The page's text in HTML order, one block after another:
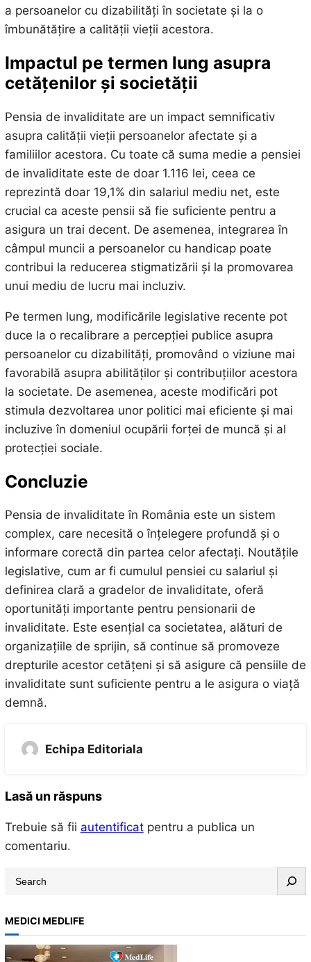
a persoanelor cu dizabilități în societate și la o
îmbunătățire a calității vieții acestora.
Impactul pe termen lung asupra
cetățenilor și societății
Pensia de invaliditate are un impact semnificativ
asupra calității vieții persoanelor afectate și a
familiilor acestora. Cu toate că suma medie a pensiei
de invaliditate este de doar 1.116 lei, ceea ce
reprezintă doar 19,1% din salariul mediu net, este
crucial ca aceste pensii să fie suficiente pentru a
asigura un trai decent. De asemenea, integrarea în
câmpul muncii a persoanelor cu handicap poate
contribui la reducerea stigmatizării și la promovarea
unui mediu de lucru mai incluziv.
Pe termen lung, modificările legislative recente pot
duce la o recalibrare a percepției publice asupra
persoanelor cu dizabilități, promovând o viziune mai
favorabilă asupra abilităților și contribuțiilor acestora
la societate. De asemenea, aceste modificări pot
stimula dezvoltarea unor politici mai eficiente și mai
incluzive în domeniul ocupării forței de muncă și al
protecției sociale.
Concluzie
Pensia de invaliditate în România este un sistem
complex, care necesită o înțelegere profundă și o
informare corectă din partea celor afectați. Noutățile
legislative, cum ar fi cumulul pensiei cu salariul și
definirea clară a gradelor de invaliditate, oferă
oportunități importante pentru pensionarii de
invaliditate. Este esențial ca societatea, alături de
organizațiile de sprijin, să continue să promoveze
drepturile acestor cetățeni și să asigure că pensiile de
invaliditate sunt suficiente pentru a le asigura o viață
demnă.
Echipa Editoriala
Lasă un răspuns
Trebuie să fii autentificatpentru a publica un
comentariu.
a
r
c
MEDICI MEDLIFE